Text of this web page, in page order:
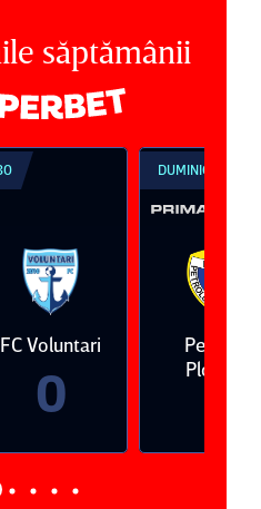
săptămânii
Voluntari
0
DUMINICĂ 09 AUG,
Petrolul
Ploieşti